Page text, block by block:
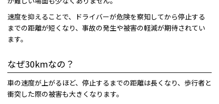
速度を抑えることで、ドライバーが危険を察知してから停止する
までの距離が短くなり、事故の発生や被害の軽減が期待されてい
ます。
なぜ30kmなの？
車の速度が上がるほど、停止するまでの距離は長くなり、歩行者と
衝突した際の被害も大きくなります。